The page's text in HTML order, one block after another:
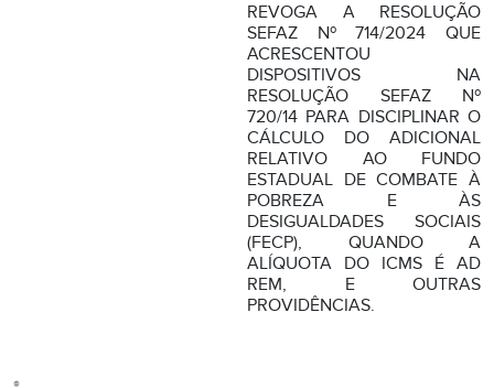
REVOGA A RESOLUÇÃO
SEFAZ Nº 714/2024 QUE
ACRESCENTOU
DISPOSITIVOS NA
RESOLUÇÃO SEFAZ Nº
720/14 PARA DISCIPLINAR O
CÁLCULO DO ADICIONAL
RELATIVO AO FUNDO
ESTADUAL DE COMBATE À
POBREZA E ÀS
DESIGUALDADES SOCIAIS
(FECP), QUANDO A
ALÍQUOTA DO ICMS É AD
REM, E OUTRAS
PROVIDÊNCIAS.